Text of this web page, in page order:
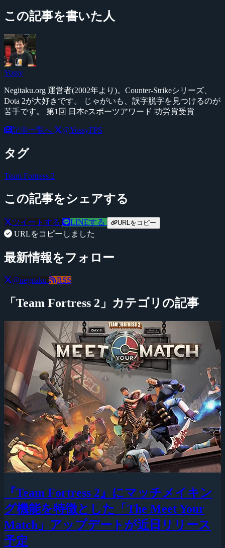
この記事を書いた人
Yossy
Negitaku.org 運営者(2002年より)。Counter-Strikeシリーズ、
Dota 2が大好きです。 じゃがいも、誤字脱字を見つけるのが
苦手です。 第1回 日本eスポーツアワード 功労賞受賞
記事一覧へ @YossyFPS
タグ
Team Fortress 2
この記事をシェアする
ツイートする LINEする URLをコピー
URLをコピーしました
最新情報をフォロー
@negitaku RSS
「Team Fortress 2」カテゴリの記事
『Team Fortress 2』にマッチメイキン
グ機能を特徴とした「The Meet Your
Match」アップデートが近日リリース
予定